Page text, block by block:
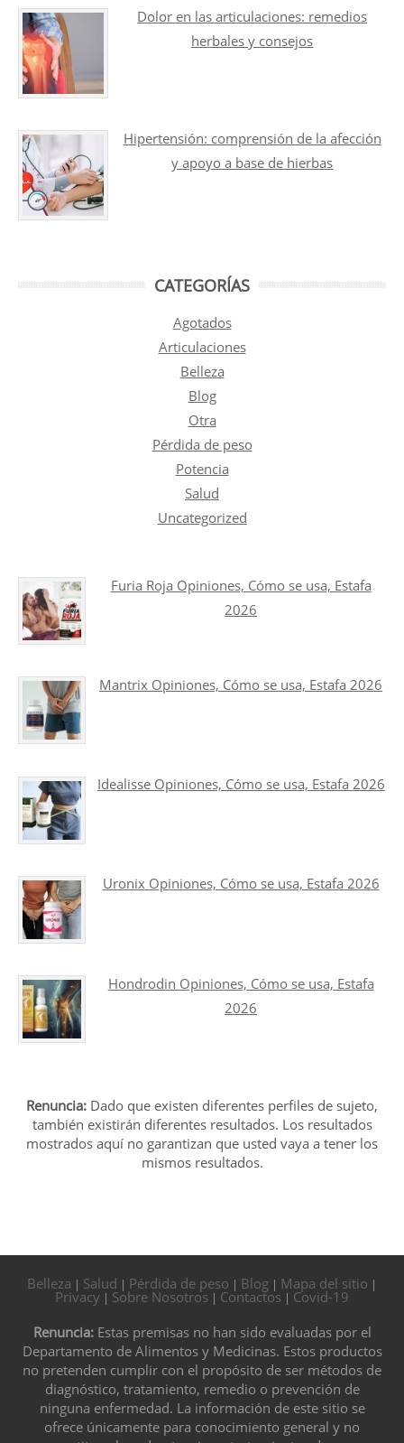
Dolor en las articulaciones: remedios
herbales y consejos
Hipertensión: comprensión de la afección
y apoyo a base de hierbas
CATEGORÍAS
Agotados
Articulaciones
Belleza
Blog
Otra
Pérdida de peso
Potencia
Salud
Uncategorized
Furia Roja Opiniones, Cómo se usa, Estafa
2026
Mantrix Opiniones, Cómo se usa, Estafa 2026
Idealisse Opiniones, Cómo se usa, Estafa 2026
Uronix Opiniones, Cómo se usa, Estafa 2026
Hondrodin Opiniones, Cómo se usa, Estafa
2026
Renuncia: Dado que existen diferentes perfiles de sujeto,
también existirán diferentes resultados. Los resultados
mostrados aquí no garantizan que usted vaya a tener los
mismos resultados.
Belleza | Salud | Pérdida de peso | Blog | Mapa del sitio |
Privacy | Sobre Nosotros | Contactos | Covid-19
Renuncia:Estas premisas no han sido evaluadas por el
Departamento de Alimentos y Medicinas. Estos productos
no pretenden cumplir con el propósito de ser métodos de
diagnóstico, tratamiento, remedio o prevención de
ninguna enfermedad. La información de este sitio se
ofrece únicamente para conocimiento general y no